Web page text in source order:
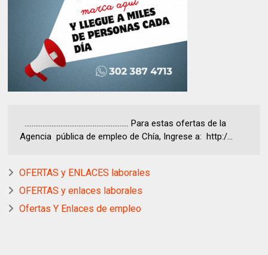
.......................................................... Para estas ofertas de la
Agencia pública de empleo de Chía, Ingrese a: http:/...
OFERTAS y ENLACES laborales
OFERTAS y enlaces laborales
Ofertas Y Enlaces de empleo